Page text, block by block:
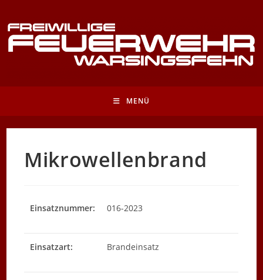
Inhalt
springen
MENÜ
Mikrowellenbrand
Einsatznummer: 016-2023
Einsatzart: Brandeinsatz